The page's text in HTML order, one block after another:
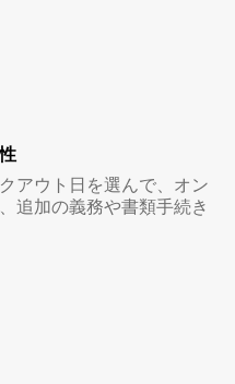
アウト日を選んで、オン
追加の義務や書類手続き